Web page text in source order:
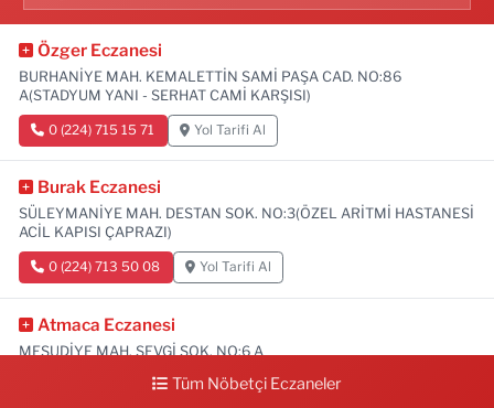
Özger Eczanesi
BURHANİYE MAH. KEMALETTİN SAMİ PAŞA CAD. NO:86
A(STADYUM YANI - SERHAT CAMİ KARŞISI)
0 (224) 715 15 71 Yol Tarifi Al
Burak Eczanesi
SÜLEYMANİYE MAH. DESTAN SOK. NO:3(ÖZEL ARİTMİ HASTANESİ
ACİL KAPISI ÇAPRAZI)
0 (224) 713 50 08 Yol Tarifi Al
Atmaca Eczanesi
MESUDİYE MAH. SEVGİ SOK. NO:6 A
0 (224) 711 04 24 Yol Tarifi Al
Tüm Nöbetçi Eczaneler